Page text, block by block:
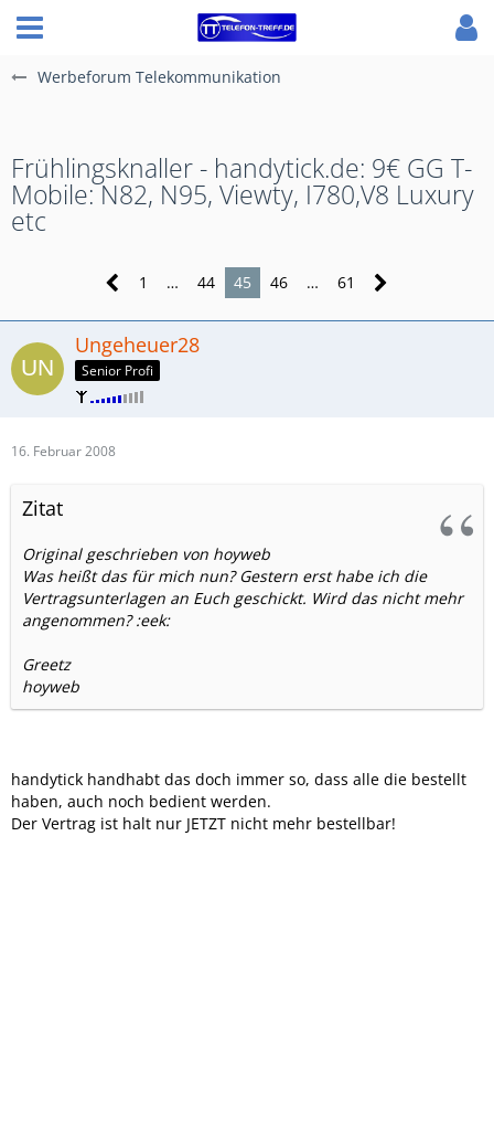
Werbeforum Telekommunikation
Frühlingsknaller - handytick.de: 9€ GG T-
Mobile: N82, N95, Viewty, I780,V8 Luxury
etc
1 … 44 45 46 … 61
Ungeheuer28
Senior Profi
16. Februar 2008
Zitat
Original geschrieben von hoyweb
Was heißt das für mich nun? Gestern erst habe ich die
Vertragsunterlagen an Euch geschickt. Wird das nicht mehr
angenommen? :eek:
Greetz
hoyweb
handytick handhabt das doch immer so, dass alle die bestellt
haben, auch noch bedient werden.
Der Vertrag ist halt nur JETZT nicht mehr bestellbar!